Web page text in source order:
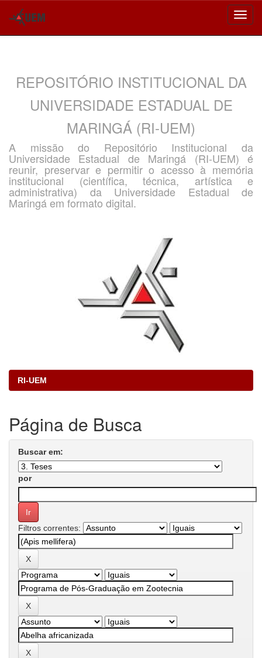
REPOSITÓRIO INSTITUCIONAL DA
UNIVERSIDADE ESTADUAL DE
MARINGÁ (RI-UEM)
A missão do Repositório Institucional da
Universidade Estadual de Maringá (RI-UEM) é
reunir, preservar e permitir o acesso à memória
institucional (científica, técnica, artística e
administrativa) da Universidade Estadual de
Maringá em formato digital.
RI-UEM
Página de Busca
Buscar em:
por
Filtros correntes: